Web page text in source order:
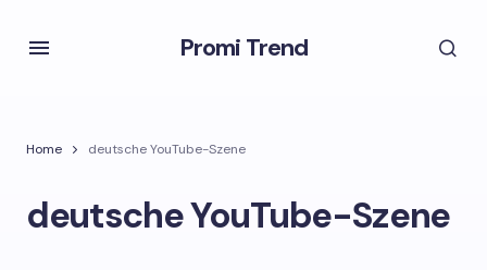
Promi Trend
Home deutsche YouTube-Szene
deutsche YouTube-Szene